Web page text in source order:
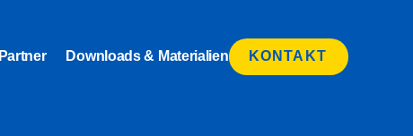
Partner Downloads & Materialien KONTAKT